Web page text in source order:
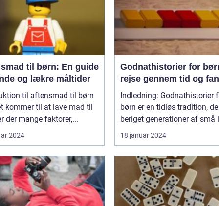
til børn: En guide
og lækre måltider
til aftensmad til børn
kommer til at lave mad til
der mange faktorer,...
2024
Godnathistorier for
rejse gennem tid og
Indledning: Godnathistorier
børn er en tidløs tradition,
beriget generationer af små
18 januar 2024